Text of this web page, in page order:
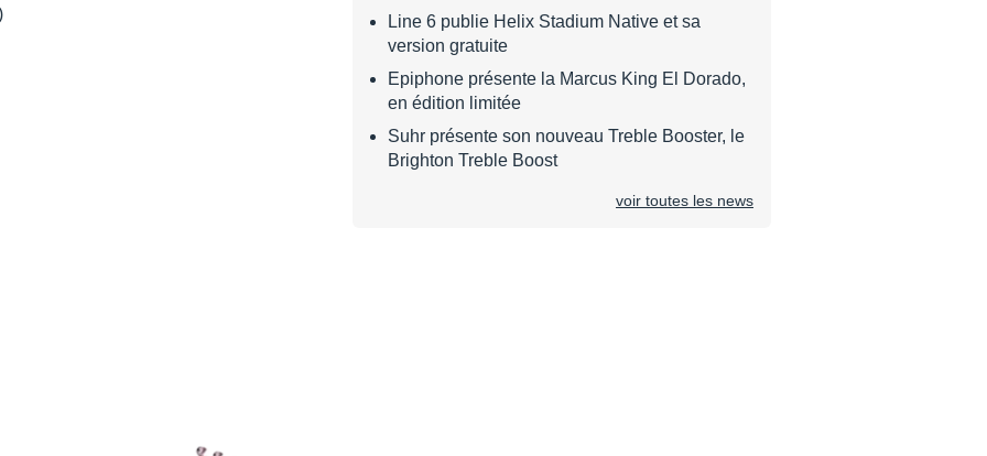
Line 6 publie Helix Stadium Native et sa
version gratuite
Epiphone présente la Marcus King El Dorado,
en édition limitée
Suhr présente son nouveau Treble Booster, le
Brighton Treble Boost
voir toutes les news